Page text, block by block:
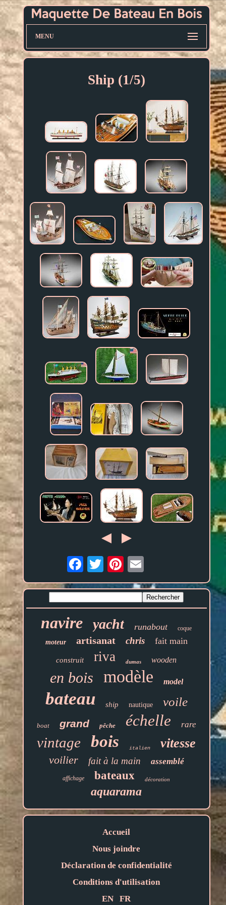
MENU
Ship (1/5)
Email
navire yacht runabout coque
moteur artisanat chris fait main
construit riva dumas wooden
en bois modèle model
bateau ship nautique voile
boat grand pêche échelle rare
vintage bois italien vitesse
voilier fait à la main assemblé
affichage bateaux décoration
aquarama
Accueil
Nous joindre
Déclaration de confidentialité
Conditions d'utilisation
EN
FR